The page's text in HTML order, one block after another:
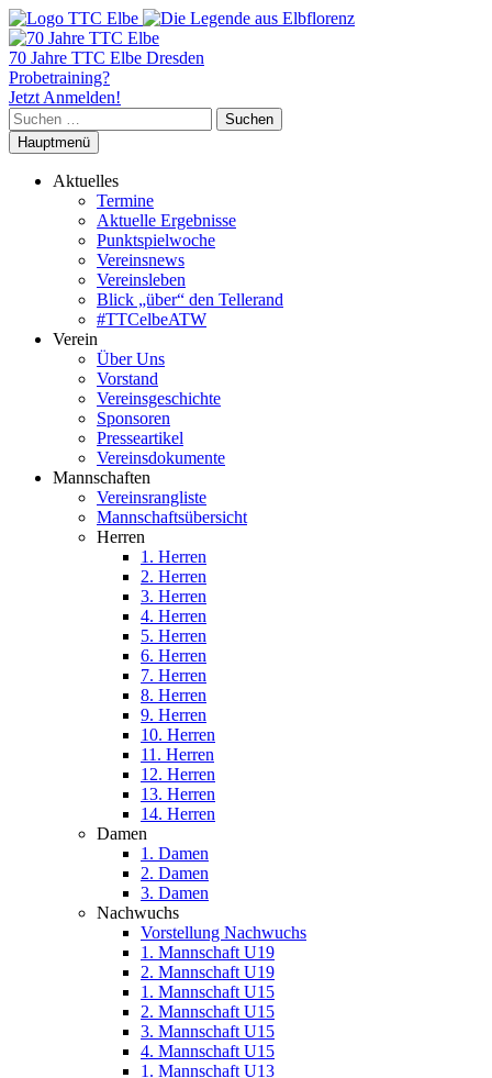
70 Jahre TTC Elbe Dresden
Probetraining?
Jetzt Anmelden!
Suchen
nach:
Hauptmenü
Aktuelles
Termine
Aktuelle Ergebnisse
Punktspielwoche
Vereinsnews
Vereinsleben
Blick „über“ den Tellerand
#TTCelbeATW
Verein
Über Uns
Vorstand
Vereinsgeschichte
Sponsoren
Presseartikel
Vereinsdokumente
Mannschaften
Vereinsrangliste
Mannschaftsübersicht
Herren
1. Herren
2. Herren
3. Herren
4. Herren
5. Herren
6. Herren
7. Herren
8. Herren
9. Herren
10. Herren
11. Herren
12. Herren
13. Herren
14. Herren
Damen
1. Damen
2. Damen
3. Damen
Nachwuchs
Vorstellung Nachwuchs
1. Mannschaft U19
2. Mannschaft U19
1. Mannschaft U15
2. Mannschaft U15
3. Mannschaft U15
4. Mannschaft U15
1. Mannschaft U13